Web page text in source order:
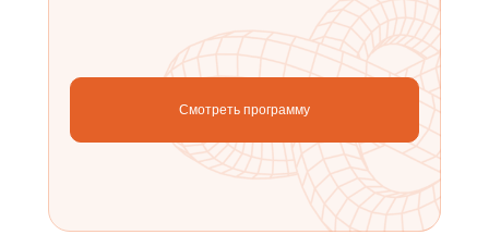
Смотреть программу